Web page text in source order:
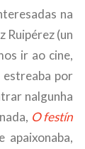
na
Ruipérez (un
ir ao cine,
estreaba por
nalgunha
O festín
apaixonaba,